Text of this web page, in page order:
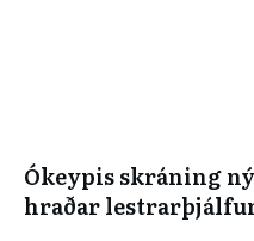
Ókeypis skráning
hraðar